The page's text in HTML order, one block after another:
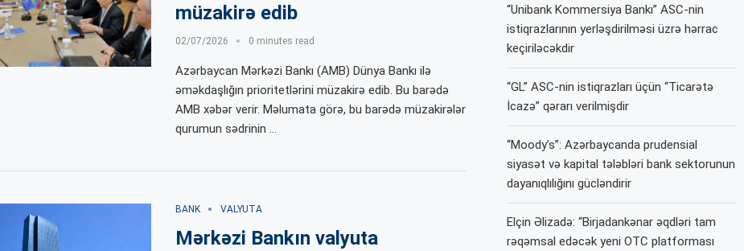
müzakirə edib
02/07/2026 0 minutes read
Azərbaycan Mərkəzi Bankı (AMB) Dünya Bankı ilə
əməkdaşlığın prioritetlərini müzakirə edib. Bu barədə
AMB xəbər verir. Məlumata görə, bu barədə müzakirələr
qurumun sədrinin …
BANK VALYUTA
Mərkəzi Bankın valyuta
“Unibank Kommersiya Bankı” ASC-nin
istiqrazlarının yerləşdirilməsi üzrə hərrac
keçiriləcəkdir
“GL” ASC-nin istiqrazları üçün “Ticarətə
İcazə” qərarı verilmişdir
“Moody’s”: Azərbaycanda prudensial
siyasət və kapital tələbləri bank sektorunun
dayanıqlılığını gücləndirir
Elçin Əlizadə: “Birjadankənar əqdləri tam
rəqəmsal edəcək yeni OTC platforması